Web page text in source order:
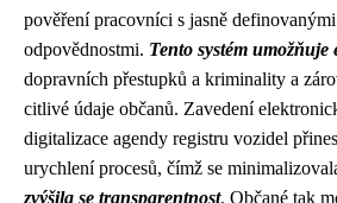
pověření pracovníci s jasně
odpovědnostmi. Tento systém
dopravních přestupků a kriminality a
citlivé údaje občanů. Zavedení
digitalizace agendy registru vozidel
urychlení procesů, čímž se
zvýšila se transparentnost. Občané tak